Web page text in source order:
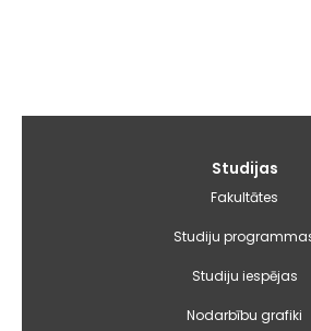
Studijas
Fakultātes
Studiju
Studiju iespējas
Nodarbību grafiki